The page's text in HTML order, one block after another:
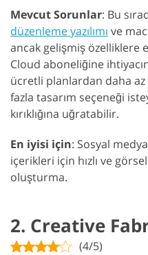
Mevcut Sorunlar: Bu
düzenleme yazılımı ve
ancak gelişmiş özelliklere
Cloud aboneliğine
ücretli planlardan daha
fazla tasarım seçeneği
kırıklığına uğratabilir.
En iyisi için: Sosyal
içerikleri için hızlı ve
oluşturma.
2. Creative
(4/5)